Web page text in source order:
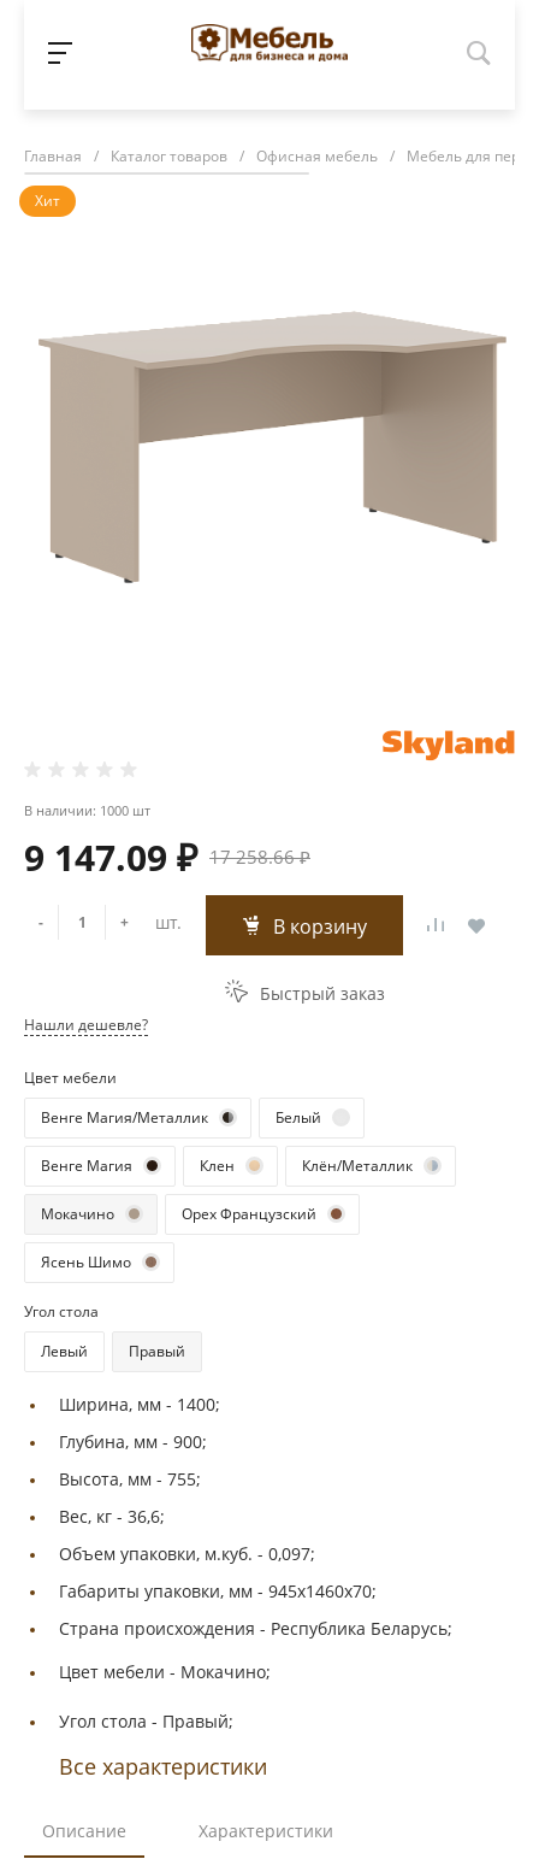
Главная / Каталог товаров / Офисная мебель / Мебель для
Хит
В наличии: 1000 шт
9 147.09 ₽ 17 258.66 ₽
- + шт. В корзину
Быстрый заказ
Нашли дешевле?
Цвет мебели
Венге Магия/Металлик
Белый
Венге Магия Клен Клён/Металлик
Мокачино Орех Французский
Ясень Шимо
Угол стола
Левый
Правый
Ширина, мм - 1400;
Глубина, мм - 900;
Высота, мм - 755;
Вес, кг - 36,6;
Объем упаковки, м.куб. - 0,097;
Габариты упаковки, мм - 945х1460х70;
Страна происхождения - Республика Беларусь;
Цвет мебели - Мокачино;
Угол стола - Правый;
Все характеристики
Описание Характеристики